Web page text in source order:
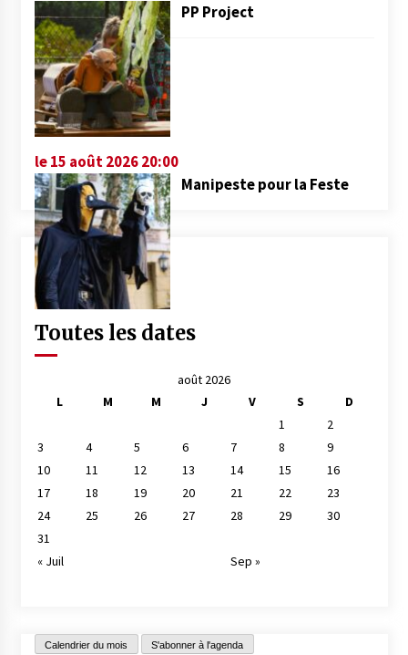
PP Project
le 15 août 2026 20:00
Manipeste pour la Feste
Toutes les dates
août 2026
L
M M J V S
D
1
2
3
4 5 6 7 8
9
10
11 12 13 14 15
16
17
18 19 20 21 22
23
24
25 26 27 28 29
30
31
« Juil
Sep »
Calendrier du mois S'abonner à l'agenda